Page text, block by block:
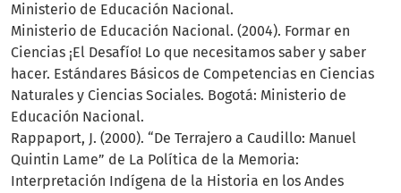
Ministerio de Educación Nacional.
Ministerio de Educación Nacional. (2004). Formar en
Ciencias ¡El Desafío! Lo que necesitamos saber y saber
hacer. Estándares Básicos de Competencias en Ciencias
Naturales y Ciencias Sociales. Bogotá: Ministerio de
Educación Nacional.
Rappaport, J. (2000). “De Terrajero a Caudillo: Manuel
Quintin Lame” de La Política de la Memoria:
Interpretación Indígena de la Historia en los Andes